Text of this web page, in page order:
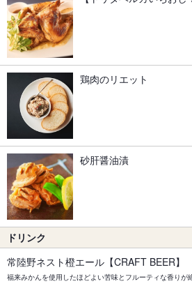
鶏肉のリエット
砂肝醤油漬
ドリンク
常陸野ネスト橙エール【CRAFT BEER】
福来みかんを使用したほどよい苦味とフルーティな香りが